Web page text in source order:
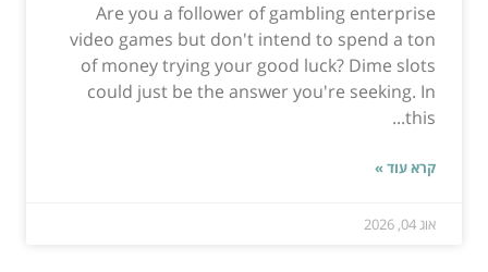
Are you a follower of gambling enterprise
video games but don't intend to spend a ton
of money trying your good luck? Dime slots
could just be the answer you're seeking. In
this...
קרא עוד »
אוג 04, 2026